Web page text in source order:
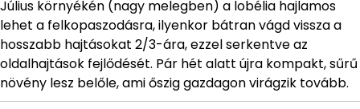
Július környékén (nagy melegben) a lobélia hajlamos
lehet a felkopaszodásra, ilyenkor bátran vágd vissza a
hosszabb hajtásokat 2/3-ára, ezzel serkentve az
oldalhajtások fejlődését. Pár hét alatt újra kompakt, sűrű
növény lesz belőle, ami őszig gazdagon virágzik tovább.